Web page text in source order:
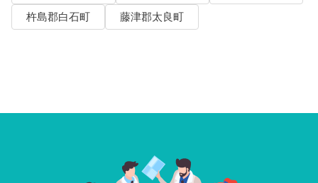
杵島郡白石町
藤津郡太良町